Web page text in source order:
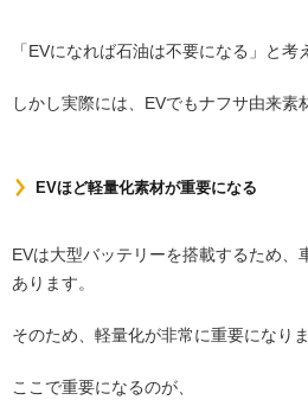
「EVになれば石油は不要になる」と考
しかし実際には、EVでもナフサ由来素
EVほど軽量化素材が重要になる
EVは大型バッテリーを搭載するため、
あります。
そのため、軽量化が非常に重要になりま
ここで重要になるのが、